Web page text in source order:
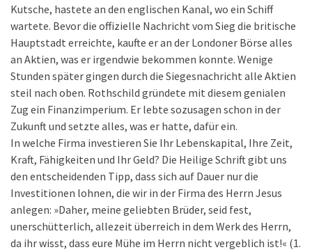
Kutsche, hastete an den englischen Kanal, wo ein Schiff
wartete. Bevor die offizielle Nachricht vom Sieg die britische
Hauptstadt erreichte, kaufte er an der Londoner Börse alles
an Aktien, was er irgendwie bekommen konnte. Wenige
Stunden später gingen durch die Siegesnachricht alle Aktien
steil nach oben. Rothschild gründete mit diesem genialen
Zug ein Finanzimperium. Er lebte sozusagen schon in der
Zukunft und setzte alles, was er hatte, dafür ein.
In welche Firma investieren Sie Ihr Lebenskapital, Ihre Zeit,
Kraft, Fähigkeiten und Ihr Geld? Die Heilige Schrift gibt uns
den entscheidenden Tipp, dass sich auf Dauer nur die
Investitionen lohnen, die wir in der Firma des Herrn Jesus
anlegen: »Daher, meine geliebten Brüder, seid fest,
unerschütterlich, allezeit überreich in dem Werk des Herrn,
da ihr wisst, dass eure Mühe im Herrn nicht vergeblich ist!« (1.